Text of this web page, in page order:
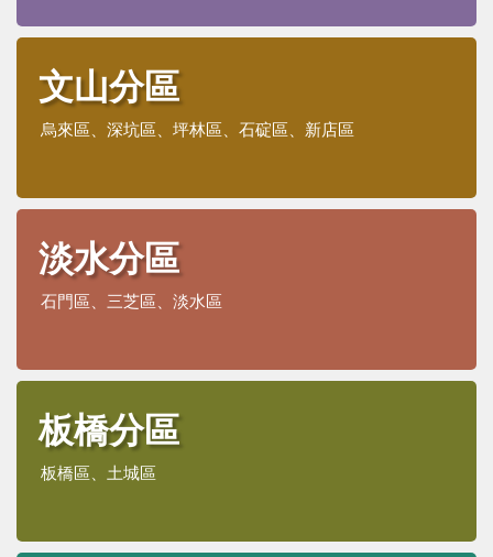
文山分區
烏來區、深坑區、坪林區、石碇區、新店區
淡水分區
石門區、三芝區、淡水區
板橋分區
板橋區、土城區